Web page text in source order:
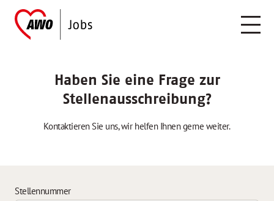
Haben Sie eine Frage zur
Stellenausschreibung?
Kontaktieren Sie uns, wir helfen Ihnen gerne weiter.
Stellennummer